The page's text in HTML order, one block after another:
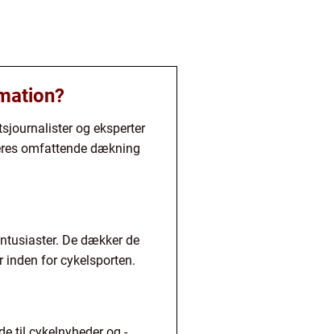
og eksperter
omfattende dækning
De dækker de
inden for cykelsporten.